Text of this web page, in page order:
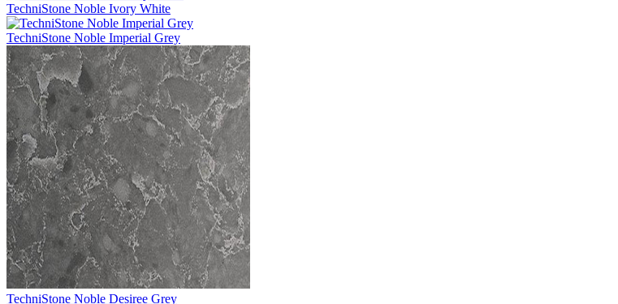
TechniStone Noble Ivory White
TechniStone Noble Imperial Grey
TechniStone Noble Desiree Grey